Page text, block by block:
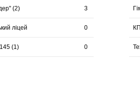
(2) 3
ліцей 0
(1) 0